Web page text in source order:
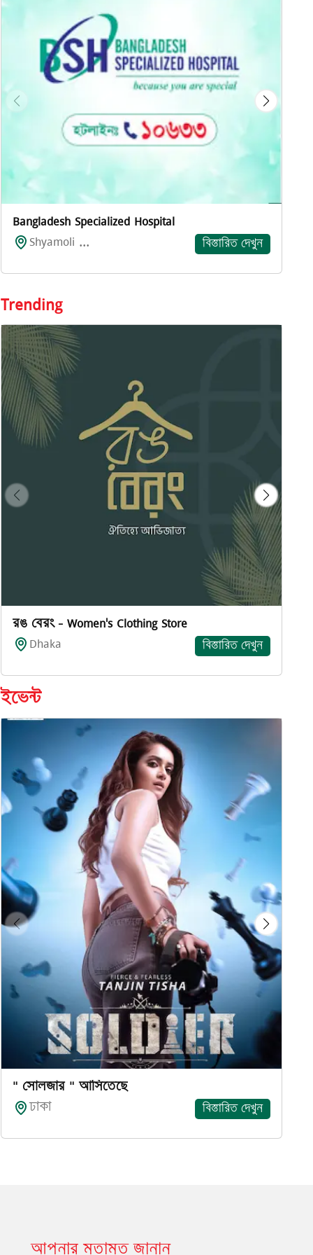
Bangladesh Specialized Hospital
Shyamoli ...
বিস্তারিত দেখুন
Trending
রঙ বেরং - Women's Clothing Store
Dhaka
বিস্তারিত দেখুন
ইভেন্ট
" সোলজার " আসিতেছে
ঢাকা
বিস্তারিত দেখুন
আপনার মতামত জানান